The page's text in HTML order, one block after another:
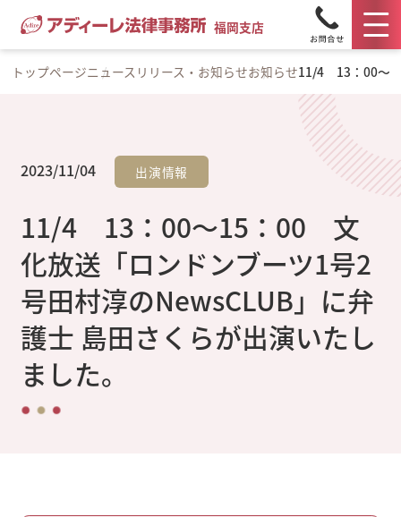
福岡支店
トップページニュースリリース・お知らせお知らせ11/4 13：00～
2023/11/04 出演情報
11/4 13：00～15：00 文
化放送「ロンドンブーツ1号2
号田村淳のNewsCLUB」に弁
護士 島田さくらが出演いたし
ました。